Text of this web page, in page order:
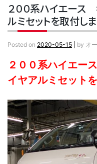
２００系ハイエース
ルミセットを取付しま
Posted on 2020-05-15 by オ
２００系ハイエー
イヤアルミセット